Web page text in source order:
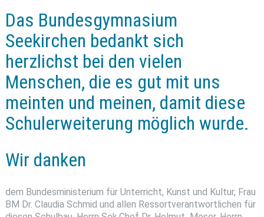
Das Bundesgymnasium
Seekirchen bedankt sich
herzlichst bei den vielen
Menschen, die es gut mit uns
meinten und meinen, damit diese
Schulerweiterung möglich wurde.
Wir danken
dem Bundesministerium für Unterricht, Kunst und Kultur, Frau
BM Dr. Claudia Schmid und allen Ressortverantwortlichen für